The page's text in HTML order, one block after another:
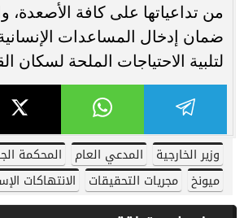
من تداعياتها على كافة الأصعدة،
ضمان إدخال المساعدات
لتلبية الاحتياجات الملحة لسكان
وزير الخارجية المدعي العام
المحكمة
ميونخ
مجريات التحقيقات الانتهاكات